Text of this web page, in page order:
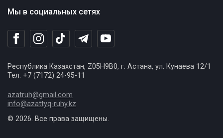
Мы в социальных сетях
Республика Казахстан, Z05H9B0, г. Астана, ул. Кунаева 12/1
Тел: +7 (7172) 24-95-11
azatruh@gmail.com
info@azattyq-ruhy.kz
© 2026. Все права защищены.